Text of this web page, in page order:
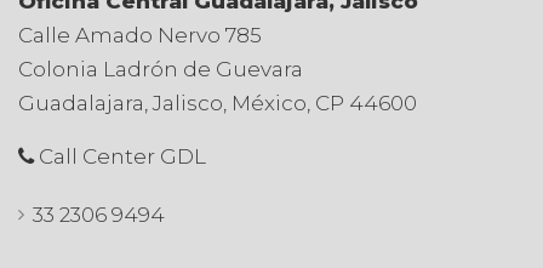
Calle Amado Nervo 785
Colonia Ladrón de Guevara
Guadalajara, Jalisco, México, CP 44600
Call Center GDL
33 2306 9494